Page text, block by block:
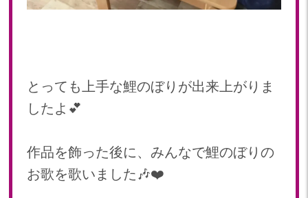
とっても上手な鯉のぼりが出来上がりま
したよ💕
作品を飾った後に、みんなで鯉のぼりの
お歌を歌いました🎶❤️